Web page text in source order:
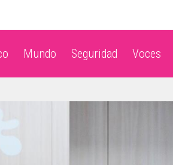
Mundo Seguridad Voces